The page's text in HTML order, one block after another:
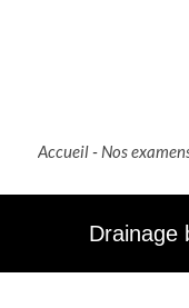
Accueil- Nos
Drainage